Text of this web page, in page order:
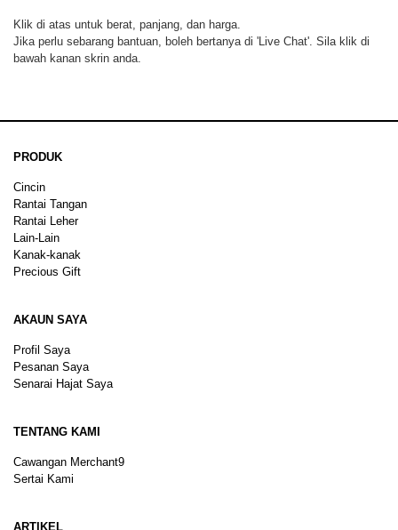
Klik di atas untuk berat, panjang, dan harga.
Jika perlu sebarang bantuan, boleh bertanya di 'Live Chat'. Sila klik di
bawah kanan skrin anda.
PRODUK
Cincin
Rantai Tangan
Rantai Leher
Lain-Lain
Kanak-kanak
Precious Gift
AKAUN SAYA
Profil Saya
Pesanan Saya
Senarai Hajat Saya
TENTANG KAMI
Cawangan Merchant9
Sertai Kami
ARTIKEL